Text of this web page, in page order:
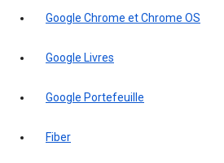
Google Chrome et Chrome OS
Google Livres
Google Portefeuille
Fiber